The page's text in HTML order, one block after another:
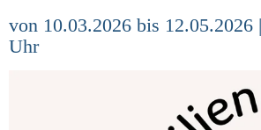
von 10.03.2026 bis 12.05.2026
Uhr